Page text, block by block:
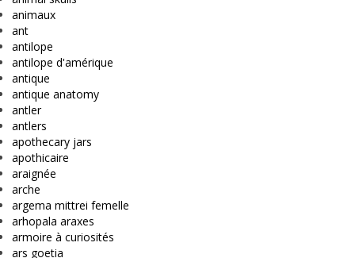
animaux
ant
antilope
antilope d'amérique
antique
antique anatomy
antler
antlers
apothecary jars
apothicaire
araignée
arche
argema mittrei femelle
arhopala araxes
armoire à curiosités
ars goetia